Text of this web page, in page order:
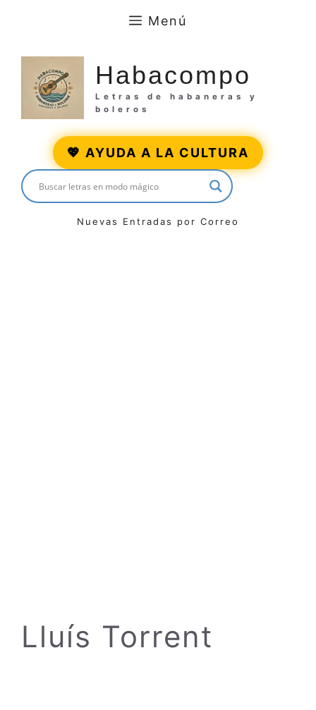
contenido
Menú
Habacompo
Letras de habaneras y
boleros
💖 AYUDA A LA CULTURA
Nuevas Entradas por Correo
Lluís Torrent